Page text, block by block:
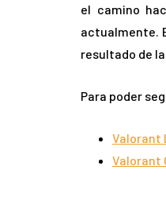
el camino
actualmente.
resultado de
Para poder
Valorant
Valorant